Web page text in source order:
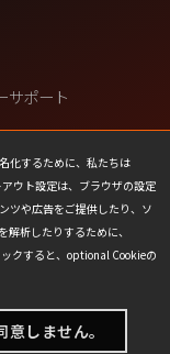
化するために、私たちは
ウト設定は、ブラウザの設定
ツや広告をご提供したり、ソ
析したりするために、
クすると、optional Cookieの
意しません。
サポート
販売や共有を許可し
ス
せ